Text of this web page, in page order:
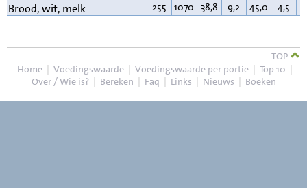
Brood, wit, melk 255 1070 38,8 9,2 45,0 4,5
TOP
Home | Voedingswaarde | Voedingswaarde per portie | Top 10 |
Over / Wie is? | Bereken | Faq | Links | Nieuws | Boeken